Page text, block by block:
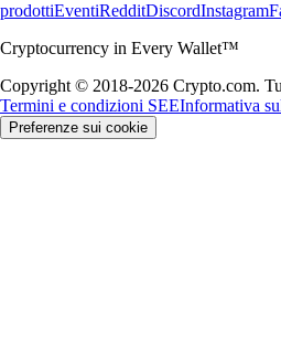
prodottiEventiRedditDiscordInstagram
Cryptocurrency in Every Wallet™
Copyright © 2018-2026 Crypto.com.
Termini e condizioni SEEInformativa
Preferenze sui cookie